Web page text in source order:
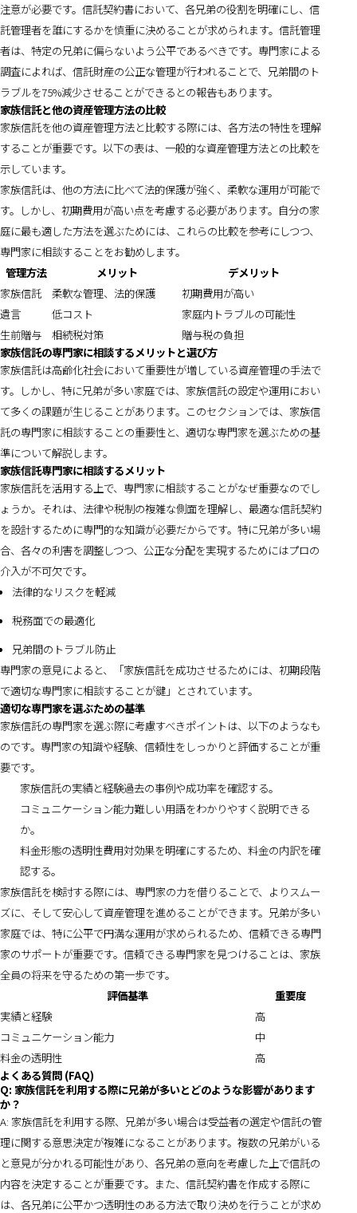
注意が必要です。信託契約書において、各兄弟の役割を明確にし、信
託管理者を誰にするかを慎重に決めることが求められます。信託管理
者は、特定の兄弟に偏らないよう公平であるべきです。専門家による
調査によれば、信託財産の公正な管理が行われることで、兄弟間のト
ラブルを75%減少させることができるとの報告もあります。
家族信託と他の資産管理方法の比較
家族信託を他の資産管理方法と比較する際には、各方法の特性を理解
することが重要です。以下の表は、一般的な資産管理方法との比較を
示しています。
家族信託は、他の方法に比べて法的保護が強く、柔軟な運用が可能で
す。しかし、初期費用が高い点を考慮する必要があります。自分の家
庭に最も適した方法を選ぶためには、これらの比較を参考にしつつ、
専門家に相談することをお勧めします。
管理方法
メリット
デメリット
家族信託
柔軟な管理、法的保護
初期費用が高い
遺言
低コスト
家庭内トラブルの可能性
生前贈与
相続税対策
贈与税の負担
家族信託の専門家に相談するメリットと選び方
家族信託は高齢化社会において重要性が増している資産管理の手法で
す。しかし、特に兄弟が多い家庭では、家族信託の設定や運用におい
て多くの課題が生じることがあります。このセクションでは、家族信
託の専門家に相談することの重要性と、適切な専門家を選ぶための基
準について解説します。
家族信託専門家に相談するメリット
家族信託を活用する上で、専門家に相談することがなぜ重要なのでし
ょうか。それは、法律や税制の複雑な側面を理解し、最適な信託契約
を設計するために専門的な知識が必要だからです。特に兄弟が多い場
合、各々の利害を調整しつつ、公正な分配を実現するためにはプロの
介入が不可欠です。
法律的なリスクを軽減
税務面での最適化
兄弟間のトラブル防止
専門家の意見によると、「家族信託を成功させるためには、初期段階
で適切な専門家に相談することが鍵」とされています。
適切な専門家を選ぶための基準
家族信託の専門家を選ぶ際に考慮すべきポイントは、以下のようなも
のです。専門家の知識や経験、信頼性をしっかりと評価することが重
要です。
家族信託の実績と経験過去の事例や成功率を確認する。
コミュニケーション能力難しい用語をわかりやすく説明できる
か。
料金形態の透明性費用対効果を明確にするため、料金の内訳を確
認する。
家族信託を検討する際には、専門家の力を借りることで、よりスムー
ズに、そして安心して資産管理を進めることができます。兄弟が多い
家庭では、特に公平で円満な運用が求められるため、信頼できる専門
家のサポートが重要です。信頼できる専門家を見つけることは、家族
全員の将来を守るための第一歩です。
評価基準
重要度
実績と経験
高
コミュニケーション能力
中
料金の透明性
高
よくある質問 (FAQ)
Q: 家族信託を利用する際に兄弟が多いとどのような影響があります
か？
A: 家族信託を利用する際、兄弟が多い場合は受益者の選定や信託の管
理に関する意思決定が複雑になることがあります。複数の兄弟がいる
と意見が分かれる可能性があり、各兄弟の意向を考慮した上で信託の
内容を決定することが重要です。また、信託契約書を作成する際に
は、各兄弟に公平かつ透明性のある方法で取り決めを行うことが求め